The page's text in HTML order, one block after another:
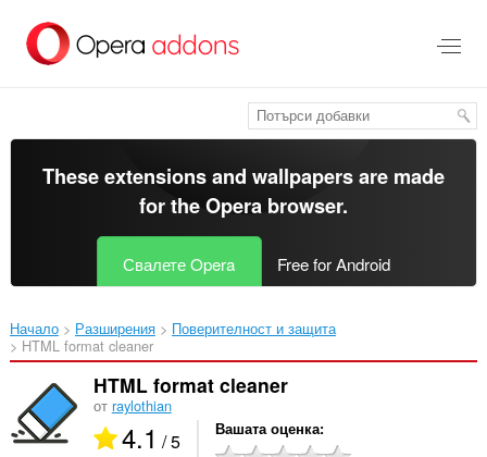
главното
съдържание
These extensions and wallpapers are made
for theOpera browser.
Свалете Opera Free for Android
Начало Разширения
Поверителност и защита
HTML format cleaner‎
HTML format cleaner
от raylothian
4.1 / 5 Вашата оценка